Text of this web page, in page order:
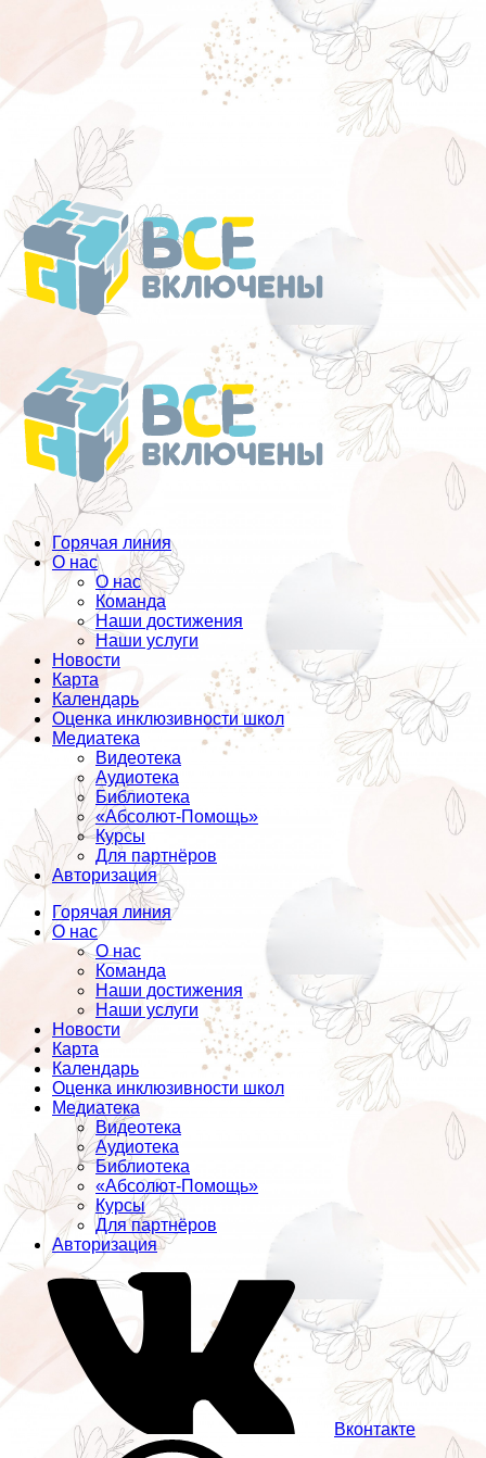
Перейти
к
содержанию
Горячая линия
О нас
О нас
Команда
Наши достижения
Наши услуги
Новости
Карта
Календарь
Оценка инклюзивности школ
Медиатека
Видеотека
Аудиотека
Библиотека
«Абсолют-Помощь»
Курсы
Для партнёров
Авторизация
Горячая линия
О нас
О нас
Команда
Наши достижения
Наши услуги
Новости
Карта
Календарь
Оценка инклюзивности школ
Медиатека
Видеотека
Аудиотека
Библиотека
«Абсолют-Помощь»
Курсы
Для партнёров
Авторизация
Вконтакте